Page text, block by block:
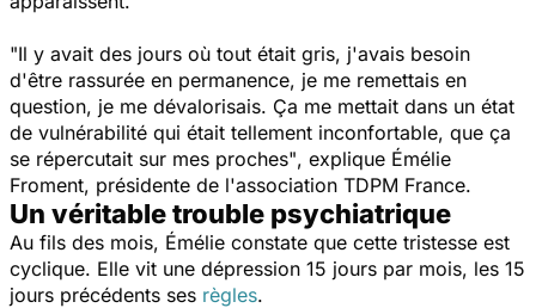
"Il y avait des jours où tout était gris, j'avais besoin
d'être rassurée en permanence, je me remettais en
question, je me dévalorisais. Ça me mettait dans un état
de vulnérabilité qui était tellement inconfortable, que ça
se répercutait sur mes proches", explique Émélie
Froment, présidente de l'association TDPM France.
Un véritable trouble psychiatrique
Au fils des mois, Émélie constate que cette tristesse est
cyclique. Elle vit une dépression 15 jours par mois, les 15
jours précédents ses règles.